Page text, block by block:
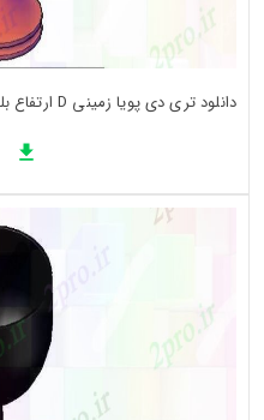
دانلود تری دی پویا زمینی D ارتفاع بلوک طراحی جزئیات کد (کد24171)